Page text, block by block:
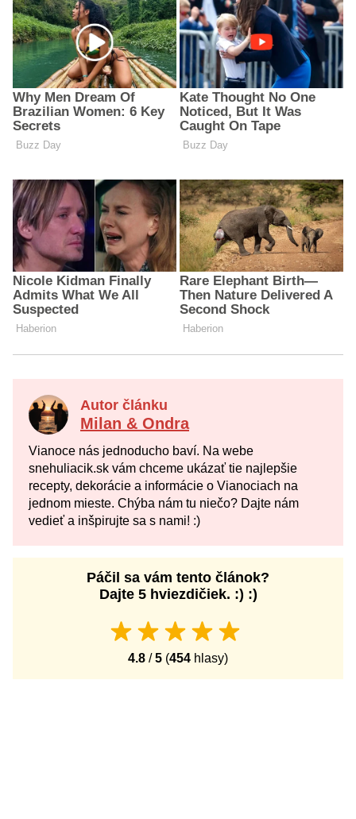
Autor článku
Milan & Ondra
Vianoce nás jednoducho baví. Na webe
snehuliacik.sk vám chceme ukázať tie najlepšie
recepty, dekorácie a informácie o Vianociach na
jednom mieste. Chýba nám tu niečo? Dajte nám
vedieť a inšpirujte sa s nami! :)
Páčil sa vám tento článok?
Dajte 5 hviezdičiek. :) :)
4.8 /5 (454 hlasy)